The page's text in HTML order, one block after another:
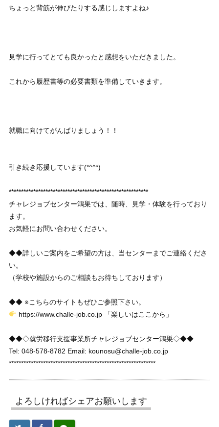
ちょっと背筋が伸びたりする感じしますよね♪
見学に行ってとても良かったと感想をいただきました。
これから履歴書等の必要書類を準備していきます。
就職に向けてがんばりましょう！！
引き続き応援しています(*^^*)
*********************************************************
チャレジョブセンター鴻巣では、随時、見学・体験を行っており
ます。
お気軽にお問い合わせください。
◆◆詳しいご案内をご希望の方は、当センターまでご連絡くださ
い。
（学校や施設からのご相談もお待ちしております）
◆◆ ※こちらのサイトもぜひご参照下さい。
https://www.challe-job.co.jp 「楽しいはここから」
◆◆◇就労移行支援事業所チャレジョブセンター鴻巣◇◆◆
Tel: 048-578-8782 Email: kounosu@challe-job.co.jp
************************************************************
よろしければシェアお願いします